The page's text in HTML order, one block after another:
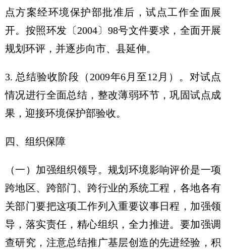
点方案经环境保护部批准后，试点工作全面展
开。按照环发〔2004〕98号文件要求，全面开展
规划环评，并逐步向市、县延伸。
3. 总结验收阶段（2009年6月至12月）。对试点
情况进行全面总结，整改薄弱环节，巩固试点成
果，迎接环境保护部验收。
四、组织保障
（一）加强组织领导。规划环境影响评价是一项
跨地区、跨部门、跨行业的系统工程，各地各有
关部门要把这项工作列入重要议事日程，加强领
导，落实责任，精心组织，全力推进。要加强调
查研究，注意总结推广基层创造的先进经验，积